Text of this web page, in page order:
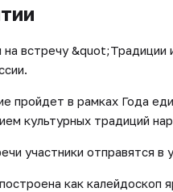
на встречу
пройдет в рамках Года
культурных традиций
участники отправятся
как калейдоскоп